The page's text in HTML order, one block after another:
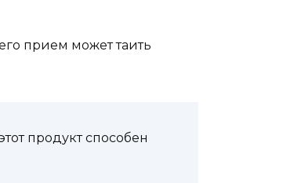
прием может таить
продукт способен